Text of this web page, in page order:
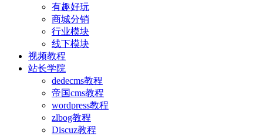
有趣好玩
商城分销
行业模块
线下模块
视频教程
站长学院
dedecms教程
帝国cms教程
wordpress教程
zlbog教程
Discuz教程